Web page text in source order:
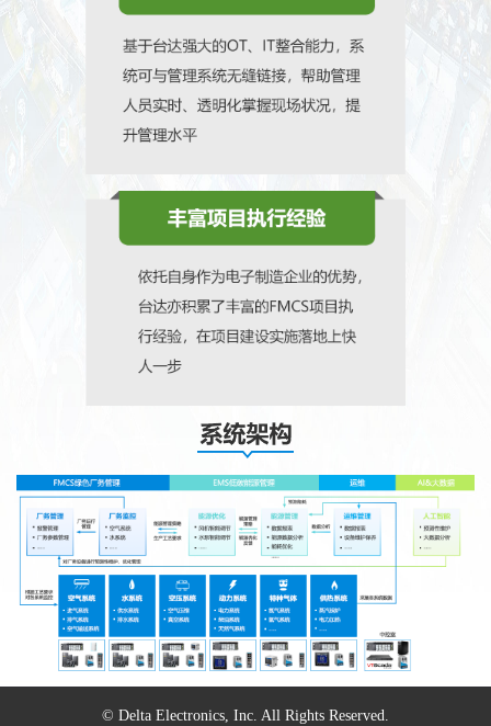
© Delta Electronics, Inc. All Rights Reserved.